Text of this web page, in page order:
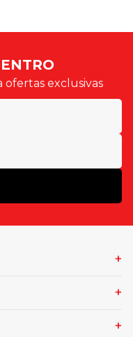
ofertas exclusivas